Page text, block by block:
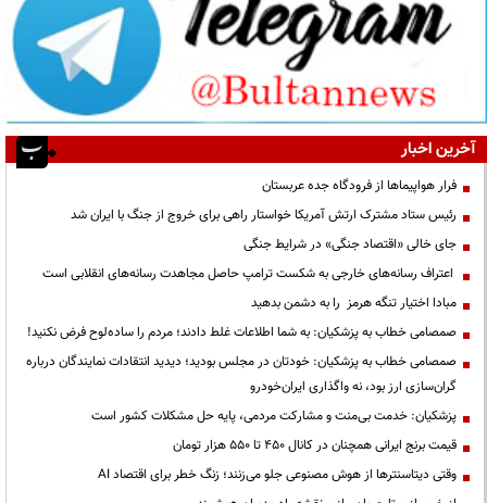
آخرین اخبار
فرار هواپیماها از فرودگاه جده عربستان
رئیس ستاد مشترک ارتش آمریکا خواستار راهی برای خروج از جنگ با ایران شد
جای خالی «اقتصاد جنگی» در شرایط جنگی
اعتراف رسانه‌های خارجی به شکست ترامپ حاصل مجاهدت رسانه‌های انقلابی است
مبادا اختیار تنگه هرمز را به دشمن بدهید
صمصامی خطاب به پزشکیان: به شما اطلاعات غلط دادند؛ مردم را ساده‌لوح فرض نکنید!
صمصامی خطاب به پزشکیان: خودتان در مجلس بودید؛ دیدید انتقادات نمایندگان درباره
گران‌سازی ارز بود، نه واگذاری ایران‌خودرو
پزشکیان: خدمت بی‌منت و مشارکت مردمی، پایه حل مشکلات کشور است
قیمت‌ برنج ایرانی همچنان در کانال ۴۵۰ تا ۵۵۰ هزار تومان
وقتی دیتاسنترها از هوش مصنوعی جلو می‌زنند؛ زنگ خطر برای اقتصاد AI